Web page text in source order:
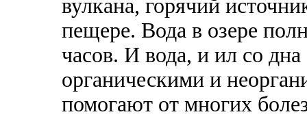
вулкана, горячий
пещере. Вода в озере
часов. И вода, и ил со
органическими и
помогают от многих